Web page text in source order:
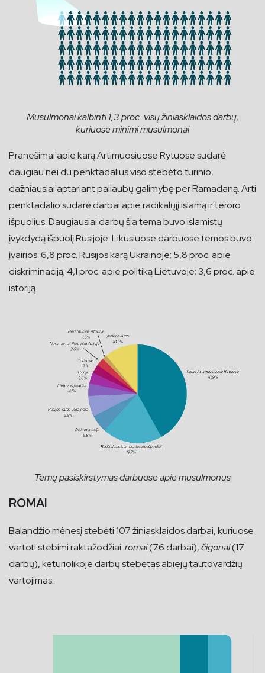
Musulmonai kalbinti 1,3 proc. visų žiniasklaidos darbų,
kuriuose minimi musulmonai
Pranešimai apie karą Artimuosiuose Rytuose sudarė
daugiau nei du penktadalius viso stebėto turinio,
dažniausiai aptariant paliaubų galimybę per Ramadaną. Arti
penktadalio sudarė darbai apie radikalųjį islamą ir teroro
išpuolius. Daugiausiai darbų šia tema buvo islamistų
įvykdydą išpuolį Rusijoje. Likusiuose darbuose temos buvo
įvairios: 6,8 proc. Rusijos karą Ukrainoje; 5,8 proc. apie
diskriminaciją; 4,1 proc. apie politiką Lietuvoje; 3,6 proc. apie
istoriją.
Temų pasiskirstymas darbuose apie musulmonus
ROMAI
Balandžio mėnesį stebėti 107 žiniasklaidos darbai, kuriuose
vartoti stebimi raktažodžiai:romai(76 darbai),čigonai(17
darbų), keturiolikoje darbų stebėtas abiejų tautovardžių
vartojimas.